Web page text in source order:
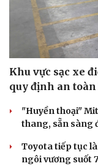
Khu vực sạc xe
quy định an toàn
"Huyền thoại"
thang, sẵn sàng
Toyota tiếp tục
ngôi vương suốt